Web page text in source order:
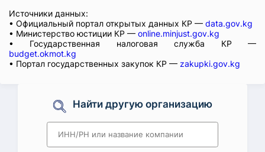
Источники данных:
• Официальный портал открытых данных КР — data.gov.kg
• Министерство юстиции КР — online.minjust.gov.kg
• Государственная налоговая служба КР —
budget.okmot.kg
• Портал государственных закупок КР — zakupki.gov.kg
Найти другую организацию